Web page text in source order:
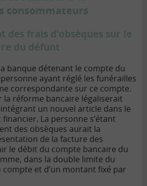
consommateurs
des frais d’obsèques sur le
du défunt
banque détenant le compte du
ayant réglé les funérailles
correspondante sur ce compte.
la réforme bancaire légaliserait
un nouvel article dans le
La personne s’étant
des obsèques aurait la
de la facture des
le débit du compte bancaire du
dans la double limite du
et d’un montant fixé par